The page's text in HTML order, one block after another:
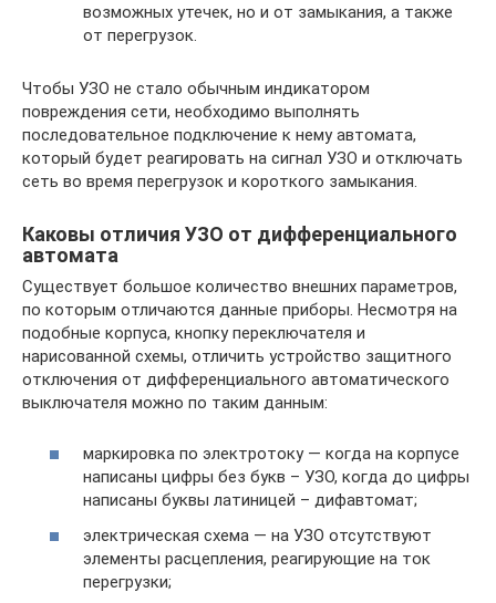
возможных утечек, но и от замыкания, а также
от перегрузок.
Чтобы УЗО не стало обычным индикатором
повреждения сети, необходимо выполнять
последовательное подключение к нему автомата,
который будет реагировать на сигнал УЗО и отключать
сеть во время перегрузок и короткого замыкания.
Каковы отличия УЗО от дифференциального
автомата
Существует большое количество внешних параметров,
по которым отличаются данные приборы. Несмотря на
подобные корпуса, кнопку переключателя и
нарисованной схемы, отличить устройство защитного
отключения от дифференциального автоматического
выключателя можно по таким данным:
маркировка по электротоку — когда на корпусе
написаны цифры без букв – УЗО, когда до цифры
написаны буквы латиницей – дифавтомат;
электрическая схема — на УЗО отсутствуют
элементы расцепления, реагирующие на ток
перегрузки;